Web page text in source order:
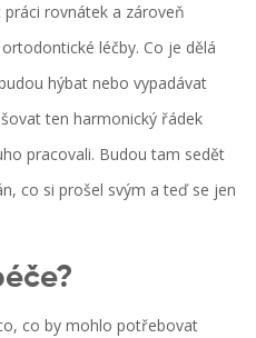
rovnátek a zároveň
léčby. Co je dělá
hýbat nebo vypadávat
ten harmonický řádek
pracovali. Budou tam sedět
co si prošel svým a teď se jen
co by mohlo potřebovat